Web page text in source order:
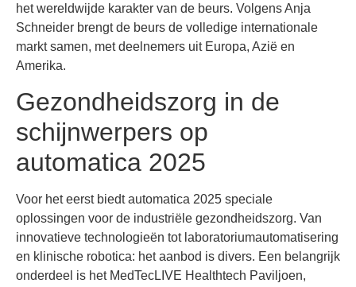
het wereldwijde karakter van de beurs. Volgens Anja
Schneider brengt de beurs de volledige internationale
markt samen, met deelnemers uit Europa, Azië en
Amerika.
Gezondheidszorg in de
schijnwerpers op
automatica 2025
Voor het eerst biedt automatica 2025 speciale
oplossingen voor de industriële gezondheidszorg. Van
innovatieve technologieën tot laboratoriumautomatisering
en klinische robotica: het aanbod is divers. Een belangrijk
onderdeel is het MedTecLIVE Healthtech Paviljoen,